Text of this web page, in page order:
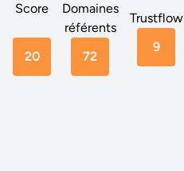
Score
20
Domaines
référents
72
Trustflow
9